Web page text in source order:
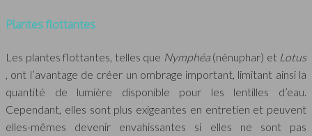
Plantes flottantes
Les plantes flottantes, telles que Nymphéa (nénuphar) et Lotus
, ont l’avantage de créer un ombrage important, limitant ainsi la
quantité de lumière disponible pour les lentilles d’eau.
Cependant, elles sont plus exigeantes en entretien et peuvent
elles-mêmes devenir envahissantes si elles ne sont pas